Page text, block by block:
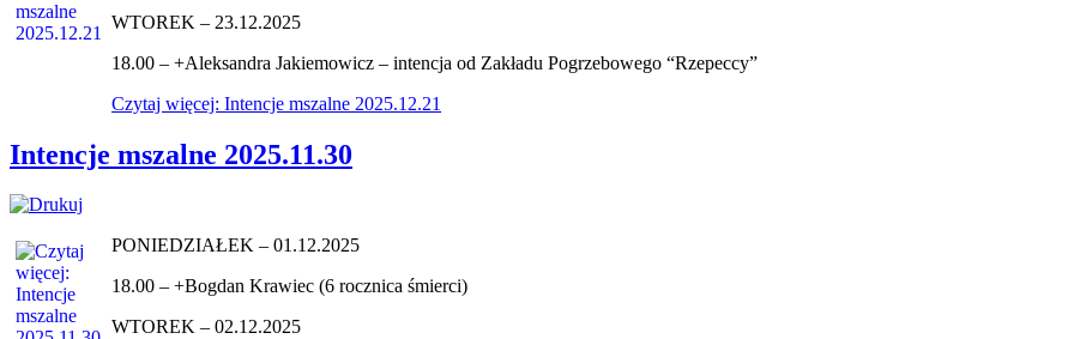
WTOREK – 23.12.2025
18.00 – +Aleksandra Jakiemowicz – intencja od Zakładu Pogrzebowego “Rzepeccy”
Czytaj więcej: Intencje mszalne 2025.12.21
Intencje mszalne 2025.11.30
PONIEDZIAŁEK – 01.12.2025
18.00 – +Bogdan Krawiec (6 rocznica śmierci)
WTOREK – 02.12.2025